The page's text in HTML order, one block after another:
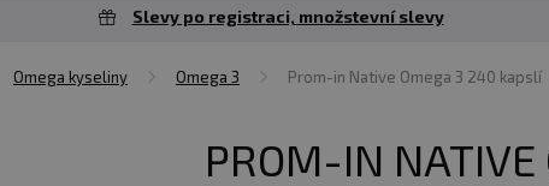
Slevy po registraci, množstevní slevy
Omega kyseliny Omega 3 Prom-in Native Omega 3 240 kapslí
PROM-IN